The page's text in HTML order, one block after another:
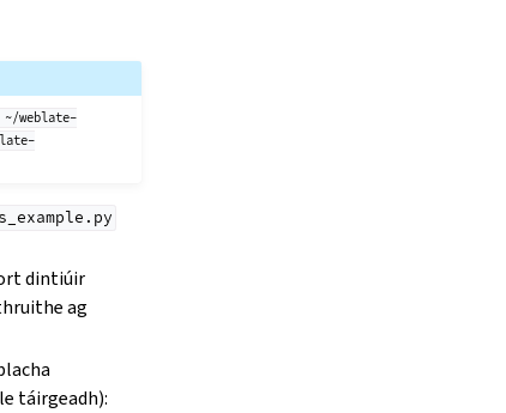
~/weblate-
dintiúir
ag
táirgeadh):